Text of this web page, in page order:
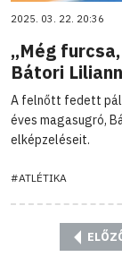
2025. 03. 22. 20:36
,,Még
Bátori
A felnőtt fedett
éves magasugró,
elképzeléseit.
#ATLÉTIKA